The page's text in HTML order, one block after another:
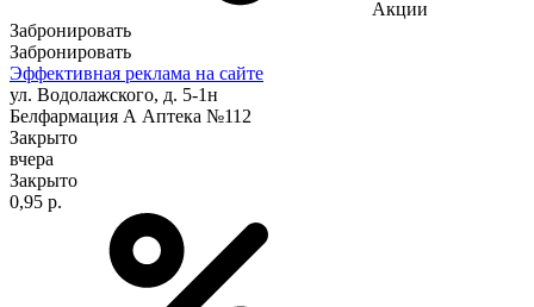
Акции
Забронировать
Забронировать
Эффективная реклама на сайте
ул. Водолажского, д. 5-1н
Белфармация А Аптека №112
Закрыто
вчера
Закрыто
0,95 р.